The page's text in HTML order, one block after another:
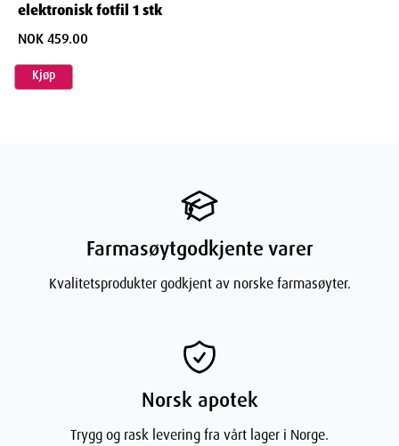
elektronisk fotfil 1 stk
NOK 459.00
Kjøp
Farmasøytgodkjente varer
Kvalitetsprodukter godkjent av norske farmasøyter.
Norsk apotek
Trygg og rask levering fra vårt lager i Norge.